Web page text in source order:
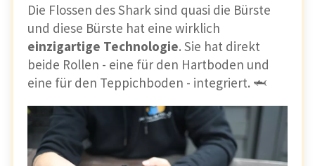
Die Flossen des Shark sind quasi die Bürste
und diese Bürste hat eine wirklich
einzigartige Technologie. Sie hat direkt
beide Rollen - eine für den Hartboden und
eine für den Teppichboden - integriert. 🦈